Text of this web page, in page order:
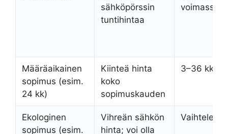
sähköpörssin
tuntihintaa
voimassa
Määräaikainen
sopimus (esim.
24 kk)
Kiinteä hinta
koko
sopimuskauden
3–36 kk
Ekologinen
sopimus (esim.
Vihreän sähkön
hinta; voi olla
Vaihtelee